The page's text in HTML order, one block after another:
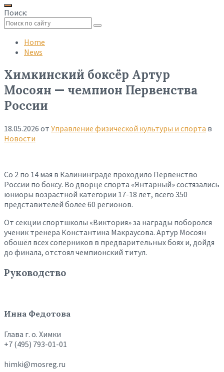
Поиск:
search
Home
News
Химкинский боксёр Артур
Мосоян — чемпион Первенства
России
18.05.2026 от Управление физической культуры и спорта в
Новости
Со 2 по 14 мая в Калининграде проходило Первенство
России по боксу. Во дворце спорта «Янтарный» состязались
юниоры возрастной категории 17-18 лет, всего 350
представителей более 60 регионов.
От секции спортшколы «Виктория» за награды поборолся
ученик тренера Константина Макраусова. Артур Мосоян
обошёл всех соперников в предварительных боях и, дойдя
до финала, отстоял чемпионский титул.
Руководство
Инна Федотова
Глава г. о. Химки
+7 (495) 793-01-01
himki@mosreg.ru